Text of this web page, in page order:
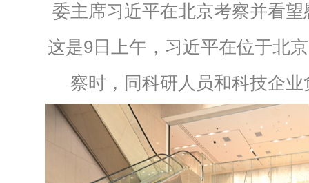
委主席习近平在北京考察并看
这是9日上午，习近平在位于北
察时，同科研人员和科技企